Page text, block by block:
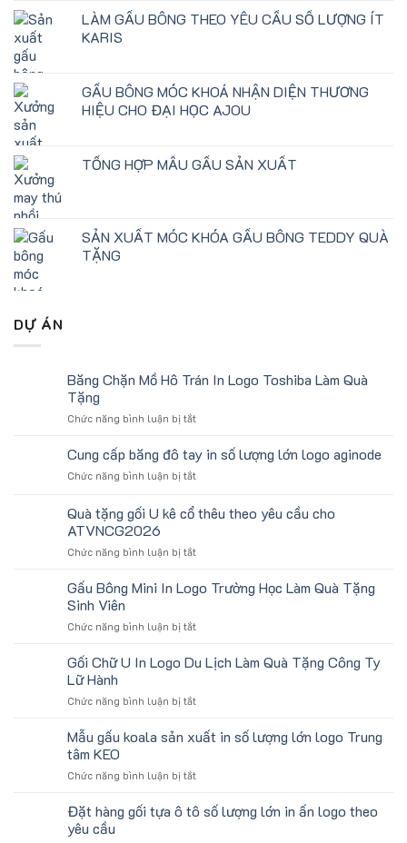
LÀM GẤU BÔNG THEO YÊU CẦU SỐ LƯỢNG ÍT
KARIS
GẤU BÔNG MÓC KHOÁ NHẬN DIỆN THƯƠNG
HIỆU CHO ĐẠI HỌC AJOU
TỔNG HỢP MẪU GẤU SẢN XUẤT
SẢN XUẤT MÓC KHÓA GẤU BÔNG TEDDY QUÀ
TẶNG
DỰ ÁN
Băng Chặn Mồ Hô Trán In Logo Toshiba Làm Quà
Tặng
Chức năng bình luận bị tắtở
Chặn
Mồ
Hô
In
Làm
Tặng
Cung cấp băng đô tay in số lượng lớn logo aginode
Chức năng bình luận bị tắtở
cấp
băng
tay
số
lượng
logo
Quà tặng gối U kê cổ thêu theo yêu cầu cho
ATVNCG2026
Chức năng bình luận bị tắtở
tặng
gối
kê
thêu
theo
cầu
ATVNCG2026
Gấu Bông Mini In Logo Trường Học Làm Quà Tặng
Sinh Viên
Chức năng bình luận bị tắtở
Bông
Mini
Logo
Học
Tặng
Viên
Gối Chữ U In Logo Du Lịch Làm Quà Tặng Công Ty
Lữ Hành
Chức năng bình luận bị tắtở
Chữ
U
Logo
Lịch
Mẫu gấu koala sản xuất in số lượng lớn logo Trung
tâm KEO
Chức năng bình luận bị tắtở
gấu
koala
Đặt hàng gối tựa ô tô số lượng lớn in ấn logo theo
yêu cầu